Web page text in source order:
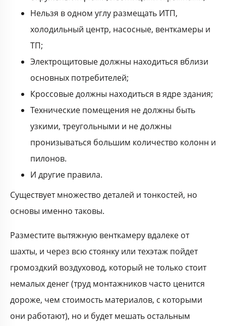
Нельзя в одном углу размещать ИТП,
холодильный центр, насосные, венткамеры и
ТП;
Электрощитовые должны находиться вблизи
основных потребителей;
Кроссовые должны находиться в ядре здания;
Технические помещения не должны быть
узкими, треугольными и не должны
пронизываться большим количество колонн и
пилонов.
И другие правила.
Существует множество деталей и тонкостей, но
основы именно таковы­.
Разместите вытяжную венткамеру вдалеке от
шахты, и через всю стоянку или техэтаж пойдет
громоздкий воздуховод, который не только стоит
немалых денег (труд монтажников часто ценится
дороже, чем стоимость материалов, с которыми
они работают), но и будет мешать остальным